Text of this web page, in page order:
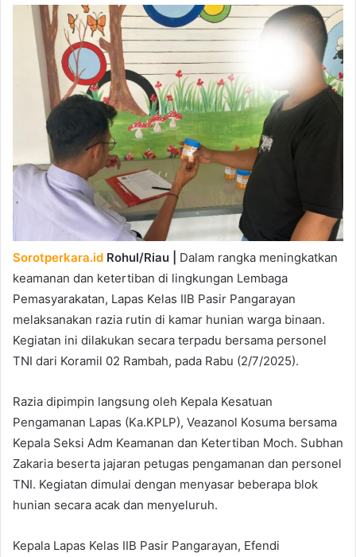
Sorotperkara.id Rohul/Riau |
Dalam rangka meningkatkan
keamanan dan ketertiban di lingkungan Lembaga
Pemasyarakatan, Lapas Kelas IIB Pasir Pangarayan
melaksanakan razia rutin di kamar hunian warga binaan.
Kegiatan ini dilakukan secara terpadu bersama personel
TNI dari Koramil 02 Rambah, pada Rabu (2/7/2025).
Razia dipimpin langsung oleh Kepala Kesatuan
Pengamanan Lapas (Ka.KPLP), Veazanol Kosuma bersama
Kepala Seksi Adm Keamanan dan Ketertiban Moch. Subhan
Zakaria beserta jajaran petugas pengamanan dan personel
TNI. Kegiatan dimulai dengan menyasar beberapa blok
hunian secara acak dan menyeluruh.
Kepala Lapas Kelas IIB Pasir Pangarayan, Efendi